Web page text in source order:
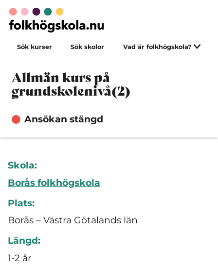
Sök kurser Sök skolor Vad är folkhögskola?
Allmän kurs på
grundskolenivå(2)
Ansökan stängd
Skola:
Borås folkhögskola
Plats:
Borås – Västra Götalands län
Längd:
1-2 år